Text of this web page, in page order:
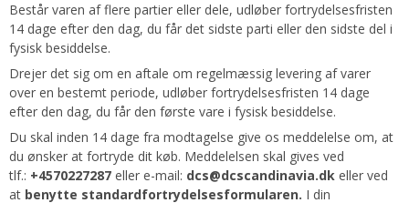
Består varen af flere partier eller dele, udløber fortrydelsesfristen
14 dage efter den dag, du får det sidste parti eller den sidste del i
fysisk besiddelse.
Drejer det sig om en aftale om regelmæssig levering af varer
over en bestemt periode, udløber fortrydelsesfristen 14 dage
efter den dag, du får den første vare i fysisk besiddelse.
Du skal inden 14 dage fra modtagelse give os meddelelse om, at
du ønsker at fortryde dit køb. Meddelelsen skal gives ved
tlf.: +4570227287 eller e-mail: dcs@dcscandinavia.dk eller ved
at benytte standardfortrydelsesformularen. I din